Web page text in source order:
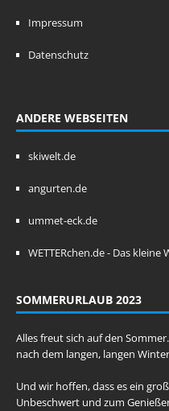
Impressum
Datenschutz
ANDERE WEBSEITEN
skiwelt.de
angurten.de
ummet-eck.de
WETTERchen.de - Das
SOMMERURLAUB 2023
Alles freut sich auf den
nach dem langen, langen
Und wir hoffen, dass es ein
Unbeschwert und zum